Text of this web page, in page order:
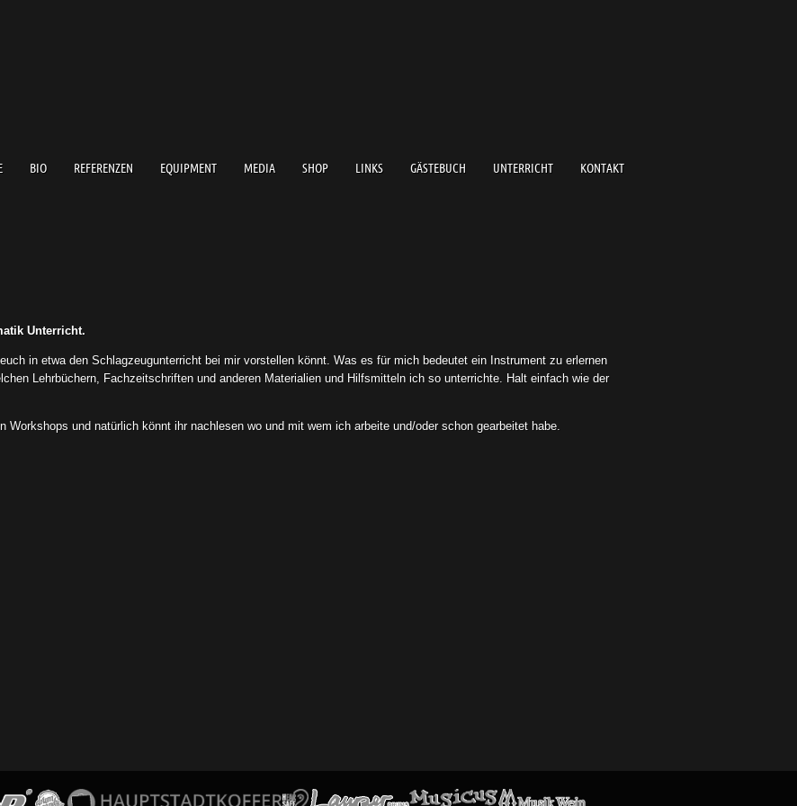
BIO REFERENZEN EQUIPMENT MEDIA SHOP LINKS GÄSTEBUCH UNTERRICHT KONTAKT
Unterricht.
in etwa den Schlagzeugunterricht bei mir vorstellen könnt. Was es für mich bedeutet ein Instrument zu erlernen
Lehrbüchern, Fachzeitschriften und anderen Materialien und Hilfsmitteln ich so unterrichte. Halt einfach wie der
Workshops und natürlich könnt ihr nachlesen wo und mit wem ich arbeite und/oder schon gearbeitet habe.